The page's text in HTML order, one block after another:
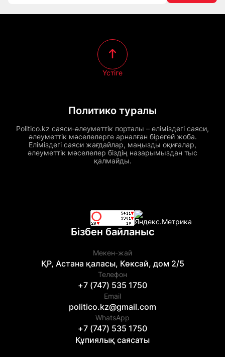
Политико туралы
Politico.kz саяси-әлеуметтік порталы – еліміздегі саяси,
әлеуметтік мәселелерге арналған бірегей жоба.
Еліміздегі саяси жағдайлар, маңызды оқиғалар,
әлеуметтік мәселелер біздің назарымыздан тыс
қалмайды.
Үстіге
Бізбен байланыс
Мекен-жай
ҚР, Астана қаласы, Көксай, дом 2/5
Телефон
+7 (747) 535 1750
Email
politico.kz@gmail.com
WhatsApp
+7 (747) 535 1750
Құпиялық саясаты